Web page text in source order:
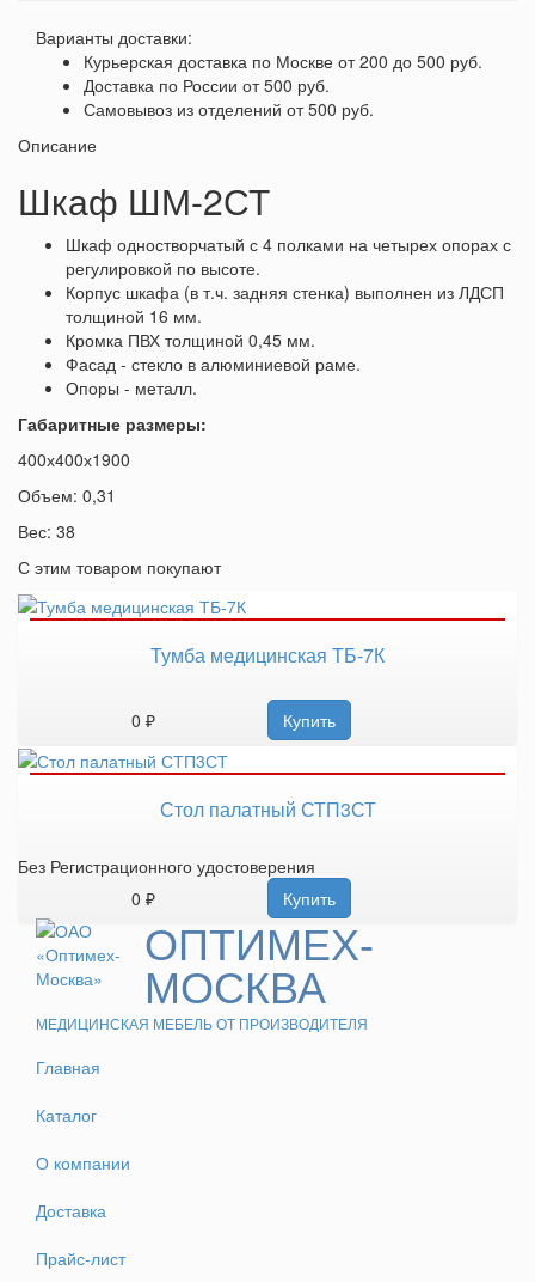
Варианты доставки:
Курьерская доставка по Москве от 200 до 500 руб.
Доставка по России от 500 руб.
Самовывоз из отделений от 500 руб.
Описание
Шкаф ШМ-2СТ
Шкаф одностворчатый с 4 полками на четырех опорах с
регулировкой по высоте.
Корпус шкафа (в т.ч. задняя стенка) выполнен из ЛДСП
толщиной 16 мм.
Кромка ПВХ толщиной 0,45 мм.
Фасад - стекло в алюминиевой раме.
Опоры - металл.
Габаритные размеры:
400х400х1900
Объем: 0,31
Вес: 38
С этим товаром покупают
Тумба медицинская ТБ-7К
0 ₽ Купить
Стол палатный СТП3СТ
Без Регистрационного удостоверения
0 ₽
Купить
ОПТИМЕХ-
МОСКВА
МЕДИЦИНСКАЯ МЕБЕЛЬ ОТ ПРОИЗВОДИТЕЛЯ
Главная
Каталог
О компании
Доставка
Прайс-лист